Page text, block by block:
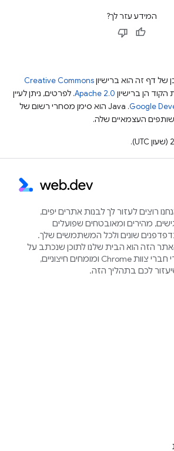
המידע עזר לך?
של דף זה הוא ברישיוןCreative Commons
הקוד הן ברישיון Apache 2.0. לפרטים, ניתן לעיין
.‏ Java הוא סימן מסחרי רשום של
רוצים לעזור לך לבנות אתרים יפים,
מהירים ומאובטחים שפועלים
שונים ולכל המשתמשים שלך.
הזה הוא הבית שלנו לתוכן שנכתב על
ידי חברי צוות Chrome ומומחים חיצוניים,
לכם בתהליך הזה.